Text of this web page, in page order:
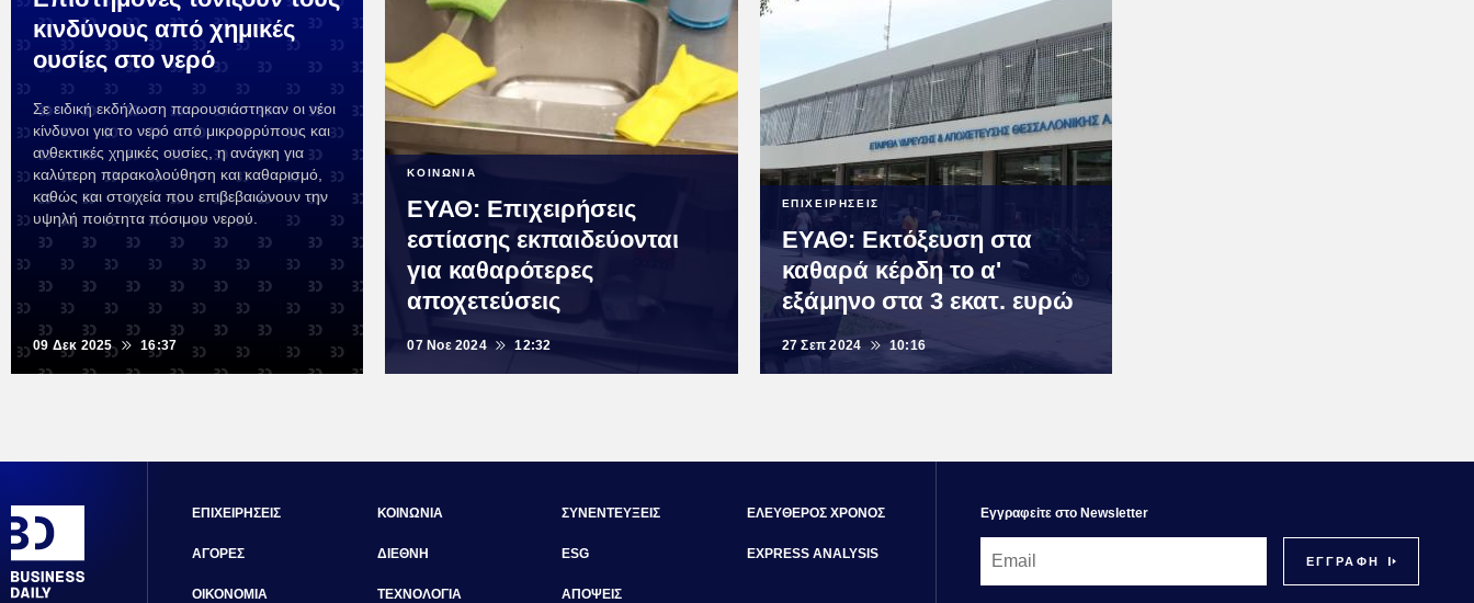
κινδύνους από χημικές
ουσίες στο νερό
Σε ειδική εκδήλωση παρουσιάστηκαν οι νέοι
κίνδυνοι για το νερό από μικρορρύπους και
ανθεκτικές χημικές ουσίες, η ανάγκη για
καλύτερη παρακολούθηση και καθαρισμό,
καθώς και στοιχεία που επιβεβαιώνουν την
υψηλή ποιότητα πόσιμου νερού.
09 Δεκ 2025 16:37
ΚΟΙΝΩΝΙΑ
ΕΥΑΘ: Επιχειρήσεις
εστίασης εκπαιδεύονται
για καθαρότερες
αποχετεύσεις
07 Νοε 2024 12:32
ΕΠΙΧΕΙΡΗΣΕΙΣ
ΕΥΑΘ: Εκτόξευση στα
καθαρά κέρδη το α'
εξάμηνο στα 3 εκατ. ευρώ
27 Σεπ 2024 10:16
ΕΠΙΧΕΙΡΗΣΕΙΣ
ΑΓΟΡΕΣ
ΟΙΚΟΝΟΜΙΑ
ΚΟΙΝΩΝΙΑ
ΔΙΕΘΝΗ
ΤΕΧΝΟΛΟΓΙΑ
ΣΥΝΕΝΤΕΥΞΕΙΣ
ESG
ΑΠΟΨΕΙΣ
ΕΛΕΥΘΕΡΟΣ ΧΡΟΝΟΣ
EXPRESS ANALYSIS
Εγγραφεiτε στο Newsletter